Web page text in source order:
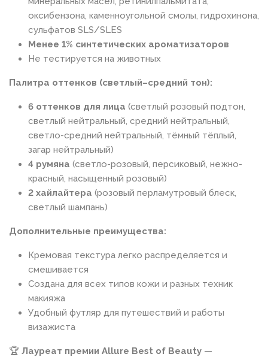
оксибензона, каменноугольной смолы, гидрохинона,
сульфатов SLS/SLES
Менее 1% синтетических ароматизаторов
Не тестируется на животных
Палитра оттенков (светлый–средний тон):
6 оттенков для лица (светлый розовый подтон,
светлый нейтральный, средний нейтральный,
светло-средний нейтральный, тёмный тёплый,
загар нейтральный)
4 румяна (светло-розовый, персиковый, нежно-
красный, насыщенный розовый)
2 хайлайтера (розовый перламутровый блеск,
светлый шампань)
Дополнительные преимущества:
Кремовая текстура легко распределяется и
смешивается
Создана для всех типов кожи и разных техник
макияжа
Удобный футляр для путешествий и работы
визажиста
🏆 Лауреат премии Allure Best of Beauty —